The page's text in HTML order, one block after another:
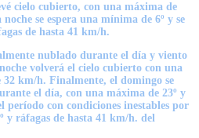
cielo cubierto, con una máxima de
se espera una mínima de 6º y se
de hasta 41 km/h.
nublado durante el día y viento
volverá el cielo cubierto con una
32 km/h. Finalmente, el domingo se
el día, con una máxima de 23º y
período con condiciones inestables por
y ráfagas de hasta 41 km/h. del